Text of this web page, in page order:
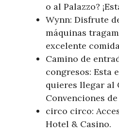
o al Palazzo?
Wynn: Disfrute
máquinas
excelente
Camino de
congresos: Esta
quieres llegar al
Convenciones de
circo circo:
Hotel & Casino.